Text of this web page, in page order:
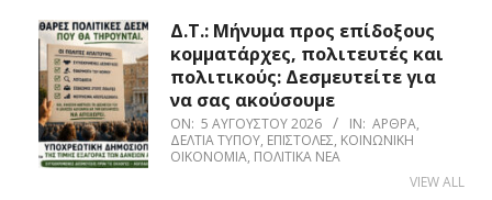
Δ.Τ.: Μήνυμα προς επίδοξους
κομματάρχες, πολιτευτές και
πολιτικούς: Δεσμευτείτε για
να σας ακούσουμε
ON: 5 ΑΥΓΟΎΣΤΟΥ 2026 IN: ΆΡΘΡΑ,
ΔΕΛΤΊΑ ΤΎΠΟΥ, ΕΠΙΣΤΟΛΈΣ, ΚΟΙΝΩΝΙΚΉ
ΟΙΚΟΝΟΜΊΑ, ΠΟΛΙΤΙΚΆ ΝΈΑ
VIEW ALL